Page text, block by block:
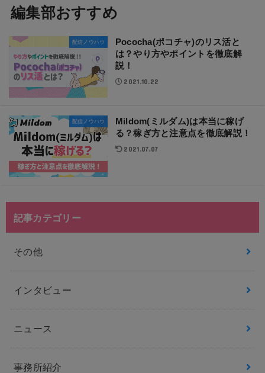
編集部おすすめ
配信ノウハウ
Pococha(ポコチャ)のリス活と
は？やり方やポイントを徹底解
説！
2021.10.22
配信ノウハウ
Mildom(ミルダム)は本当に稼げ
る？稼ぎ方と注意点を徹底解説！
2021.07.07
記事カテゴリー
その他
インタビュー
ニュース
事務所紹介